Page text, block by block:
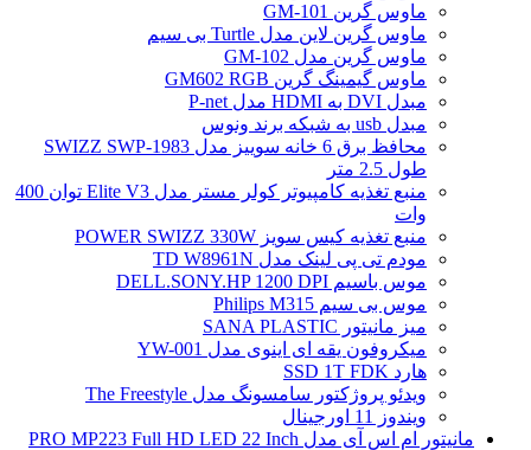
ماوس گرین GM-101
ماوس گرین لاین مدل Turtle بی سیم
ماوس گرین مدل GM-102
ماوس گیمینگ گرین GM602 RGB
مبدل DVI به HDMI مدل P-net
مبدل usb به شبکه برند ونوس
محافظ برق 6 خانه سوییز مدل SWIZZ SWP-1983
طول 2.5 متر
منبع تغذیه کامپیوتر کولر مستر مدل Elite V3 توان 400
وات
منبع تغذیه کیس سویز POWER SWIZZ 330W
مودم تی پی لینک مدل TD W8961N
موس باسیم DELL.SONY.HP 1200 DPI
موس بی سیم Philips M315
میز مانیتور SANA PLASTIC
میکروفون یقه ای اینوی مدل YW-001
هارد SSD 1T FDK
ویدئو پروژکتور سامسونگ مدل The Freestyle
ویندوز 11 اورجینال
مانیتور ام اس آی مدل PRO MP223 Full HD LED 22 Inch